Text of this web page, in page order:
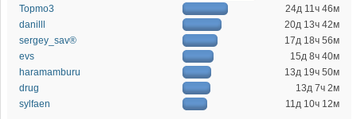
Topmo3
24д 11ч 46м
danilll
20д 13ч 42м
sergey_sav®
17д 18ч 56м
evs
15д 8ч 40м
haramamburu
13д 19ч 50м
drug
13д 7ч 2м
sylfaen
11д 10ч 12м